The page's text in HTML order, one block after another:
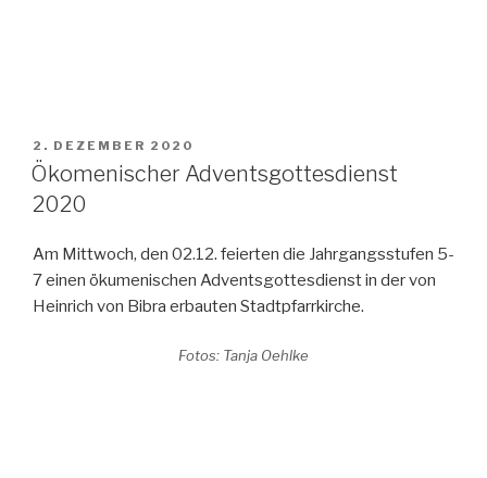
VERÖFFENTLICHT
AM
2. DEZEMBER 2020
Ökomenischer Adventsgottesdienst
2020
Am Mittwoch, den 02.12. feierten die Jahrgangsstufen 5-
7 einen ökumenischen Adventsgottesdienst in der von
Heinrich von Bibra erbauten Stadtpfarrkirche.
Fotos: Tanja Oehlke